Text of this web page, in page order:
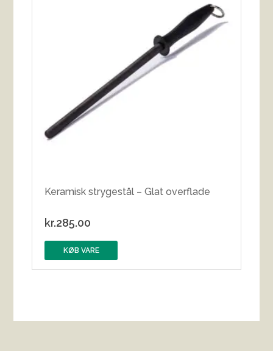
Keramisk strygestål – Glat overflade
kr.285.00
KØB VARE